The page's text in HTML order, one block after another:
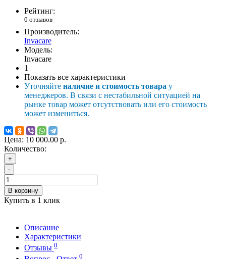
Рейтинг:
0 отзывов
Производитель:
Invacare
Модель:
Invacare
1
Показать все характеристики
Уточняйте наличие и стоимость товара у
менеджеров. В связи с нестабильной ситуацией на
рынке товар может отсутствовать или его стоимость
может измениться.
Цена: 10 000.00 р.
Количество:
+
-
В корзину
Купить в 1 клик
Описание
Характеристики
Отзывы 0
0